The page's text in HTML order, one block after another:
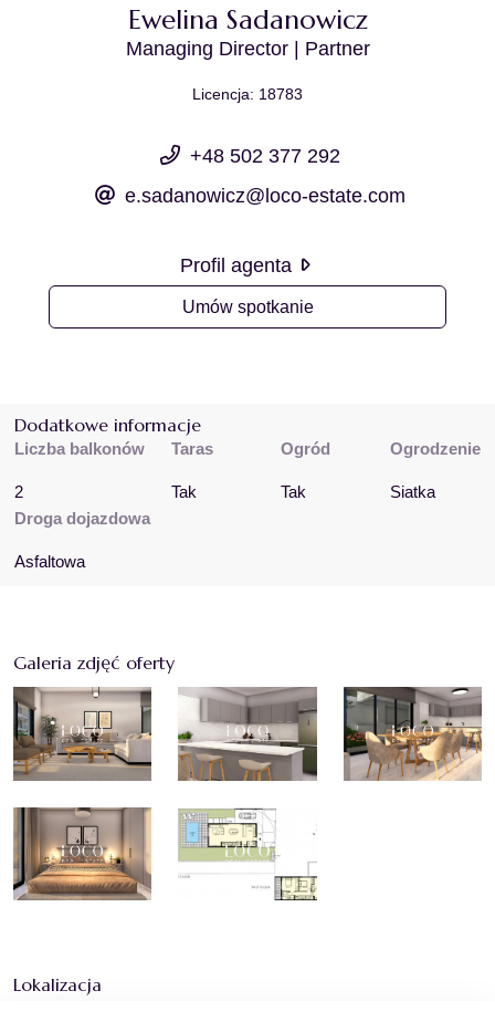
Ewelina Sadanowicz
Managing Director | Partner
Licencja: 18783
+48 502 377 292
e.sadanowicz@loco-estate.com
Profil agenta
Umów spotkanie
Dodatkowe informacje
Liczba balkonów
2
Taras
Tak
Ogród
Tak
Ogrodzenie
Siatka
Droga dojazdowa
Asfaltowa
Galeria zdjęć oferty
Lokalizacja